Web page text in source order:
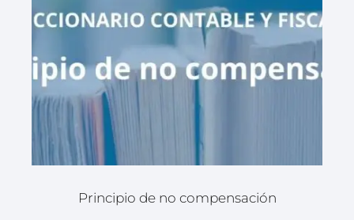
Principio de no compensación